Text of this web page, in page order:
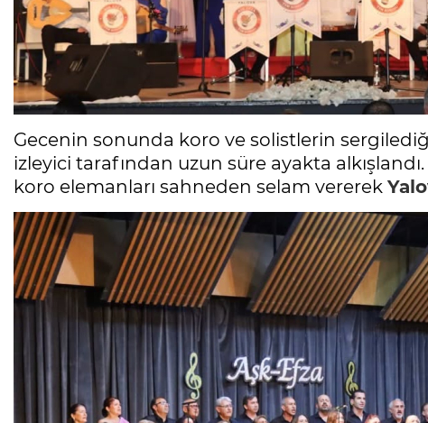
Gecenin sonunda koro ve solistlerin
izleyici tarafından uzun süre ayakta
koro elemanları sahneden selam vererek